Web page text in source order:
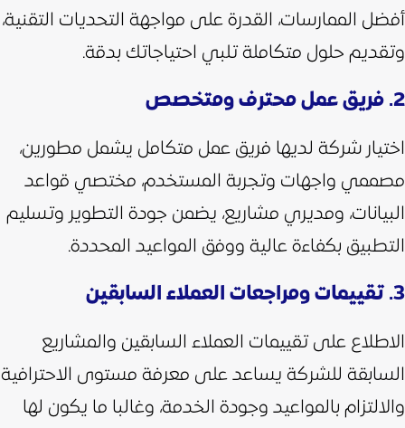
أفضل الممارسات، القدرة على مواجهة التحديات التقنية،
وتقديم حلول متكاملة تلبي احتياجاتك بدقة.
2. فريق عمل محترف ومتخصص
اختيار شركة لديها فريق عمل متكامل يشمل مطورين،
مصممي واجهات وتجربة المستخدم، مختصي قواعد
البيانات، ومديري مشاريع، يضمن جودة التطوير وتسليم
التطبيق بكفاءة عالية ووفق المواعيد المحددة.
3. تقييمات ومراجعات العملاء السابقين
الاطلاع على تقييمات العملاء السابقين والمشاريع
السابقة للشركة يساعد على معرفة مستوى الاحترافية
والالتزام بالمواعيد وجودة الخدمة، وغالبا ما يكون لها